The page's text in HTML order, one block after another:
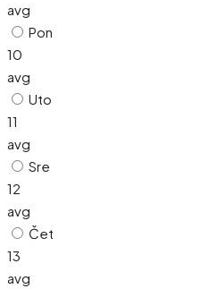
avg
Pon
10
avg
Uto
11
avg
Sre
12
avg
Čet
13
avg